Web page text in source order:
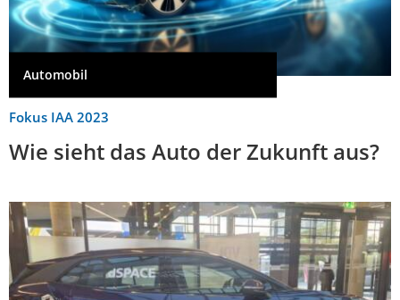
Automobil
Fokus IAA 2023
Wie sieht das Auto der Zukunft aus?